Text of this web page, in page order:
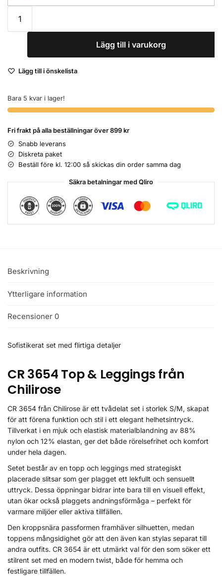
Lägg till i varukorg
Lägg till i önskelista
Bara 5 kvar i lager!
Fri frakt på alla beställningar över 899 kr
Snabb leverans
Diskreta paket
Beställ före kl. 12:00 så skickas din order samma dag
Säkra betalningar med Qliro
Beskrivning
Ytterligare information
Recensioner 0
Sofistikerat set med flirtiga detaljer
CR 3654 Top & Leggings från
Chilirose
CR 3654 från Chilirose är ett tvådelat set i storlek S/M, skapat
för att förena funktion och stil i ett elegant helhetsintryck.
Tillverkat i en mjuk och elastisk materialblandning av 88%
nylon och 12% elastan, ger det både rörelsefrihet och komfort
under hela dagen.
Setet består av en topp och leggings med strategiskt
placerade slitsar som ger plagget ett lekfullt och sensuellt
uttryck. Dessa öppningar bidrar inte bara till en visuell effekt,
utan ökar också plaggets andningsförmåga – perfekt för
varmare miljöer eller aktiva tillfällen.
Den kroppsnära passformen framhäver silhuetten, medan
toppens mångsidighet gör att den även kan stylas separat till
andra outfits. CR 3654 är ett utmärkt val för den som söker ett
stilrent set med en modern twist, både för hemma och
festligare tillfällen.